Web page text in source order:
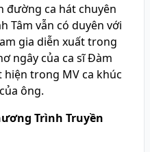
đường ca hát chuyên
Tâm vẫn có duyên với
gia diễn xuất trong
ngây của ca sĩ Đàm
trong MV ca khúc
ông.
Trình Truyền